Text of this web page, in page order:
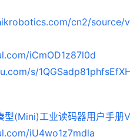
cn2/
iCmOD1z87l0d
s/
型(Mini)工业读码器用户手册
iU4wo1z7mdla